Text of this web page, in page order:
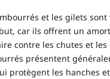
et les gilets
car ils offrent un
contre les chutes et les
présentent
protègent les hanches